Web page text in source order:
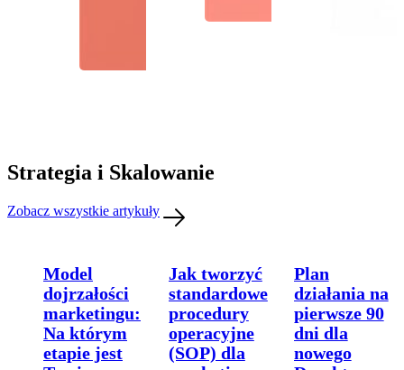
Strategia i Skalowanie
Zobacz wszystkie artykuły
Model
dojrzałości
marketingu:
Na którym
etapie jest
Jak tworzyć
standardowe
procedury
operacyjne
(SOP) dla
Plan
działania na
pierwsze 90
dni dla
nowego